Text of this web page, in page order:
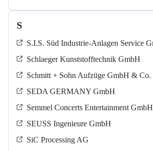
S
S.I.S. Süd Industrie-Anlagen Service
Schlaeger Kunststofftechnik GmbH
Schmitt + Sohn Aufzüge GmbH &
SEDA GERMANY GmbH
Semmel Concerts Entertainment GmbH
SEUSS Ingenieure GmbH
SiC Processing AG